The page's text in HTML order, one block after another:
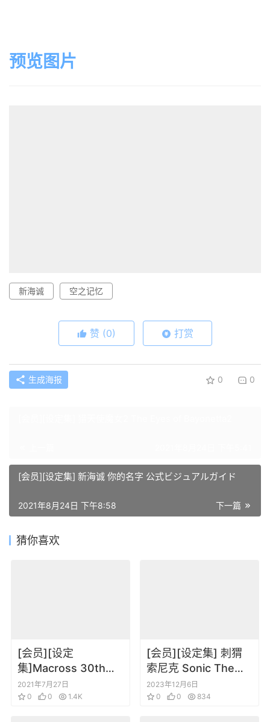
预览图片
新海诚 空之记忆
赞 (0) 打赏
生成海报 0 0
[会员][设定集] 新海诚 你的名字 公式ビジュアルガイド
下一篇
2021年8月24日 下午8:58
猜你喜欢
[会员][设定
集]Macross 30th周
年纪念设定集 NA
Special Appendix
2021年7月27日
0
0 1.4K
[会员][设定集] 刺猬
索尼克 Sonic The
Hedgehog The IDW
Comic Art
2023年12月6日
0
0 834